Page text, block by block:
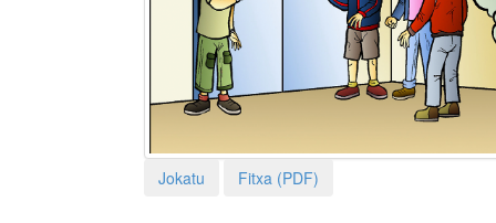
Jokatu Fitxa (PDF)